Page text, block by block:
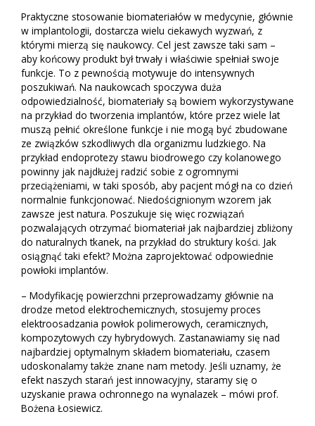
Praktyczne stosowanie biomateriałów w medycynie, głównie
w implantologii, dostarcza wielu ciekawych wyzwań, z
którymi mierzą się naukowcy. Cel jest zawsze taki sam –
aby końcowy produkt był trwały i właściwie spełniał swoje
funkcje. To z pewnością motywuje do intensywnych
poszukiwań. Na naukowcach spoczywa duża
odpowiedzialność, biomateriały są bowiem wykorzystywane
na przykład do tworzenia implantów, które przez wiele lat
muszą pełnić określone funkcje i nie mogą być zbudowane
ze związków szkodliwych dla organizmu ludzkiego. Na
przykład endoprotezy stawu biodrowego czy kolanowego
powinny jak najdłużej radzić sobie z ogromnymi
przeciążeniami, w taki sposób, aby pacjent mógł na co dzień
normalnie funkcjonować. Niedoścignionym wzorem jak
zawsze jest natura. Poszukuje się więc rozwiązań
pozwalających otrzymać biomateriał jak najbardziej zbliżony
do naturalnych tkanek, na przykład do struktury kości. Jak
osiągnąć taki efekt? Można zaprojektować odpowiednie
powłoki implantów.
– Modyfikację powierzchni przeprowadzamy głównie na
drodze metod elektrochemicznych, stosujemy proces
elektroosadzania powłok polimerowych, ceramicznych,
kompozytowych czy hybrydowych. Zastanawiamy się nad
najbardziej optymalnym składem biomateriału, czasem
udoskonalamy także znane nam metody. Jeśli uznamy, że
efekt naszych starań jest innowacyjny, staramy się o
uzyskanie prawa ochronnego na wynalazek – mówi prof.
Bożena Łosiewicz.